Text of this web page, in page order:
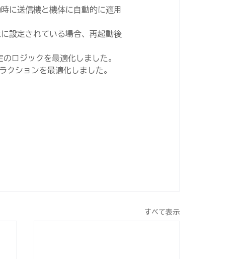
送信機と機体に自動的に適用
設定されている場合、再起動後
ロジックを最適化しました。
ションを最適化しました。
すべて表示